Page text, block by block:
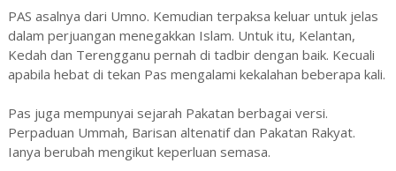
PAS asalnya dari Umno. Kemudian terpaksa keluar untuk jelas
dalam perjuangan menegakkan Islam. Untuk itu, Kelantan,
Kedah dan Terengganu pernah di tadbir dengan baik. Kecuali
apabila hebat di tekan Pas mengalami kekalahan beberapa kali.
Pas juga mempunyai sejarah Pakatan berbagai versi.
Perpaduan Ummah, Barisan altenatif dan Pakatan Rakyat.
Ianya berubah mengikut keperluan semasa.